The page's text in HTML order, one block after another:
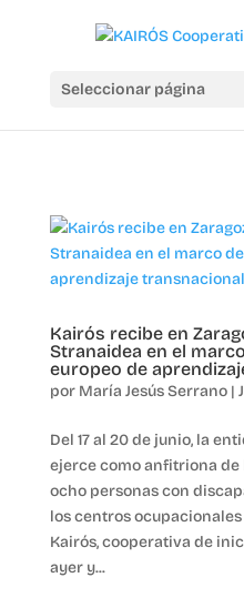
Seleccionar página
Kairós recibe en
Stranaidea en el
europeo de
por María Jesús Serrano|
Del 17 al 20 de junio, la
ejerce como anfitriona
ocho personas con
los centros ocupacionales
Kairós, cooperativa de
ayer y...